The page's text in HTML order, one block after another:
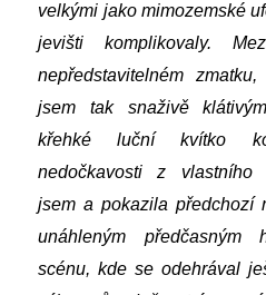
velkými jako mimozemské
jevišti komplikovaly.
nepředstavitelném
jsem tak snaživě
křehké luční kvítko
nedočkavosti z vlastního
jsem a pokazila předchozí
unáhleným předčasným
scénu, kde se odehrával